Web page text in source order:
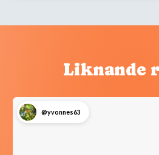
Liknande
@yvonnes63